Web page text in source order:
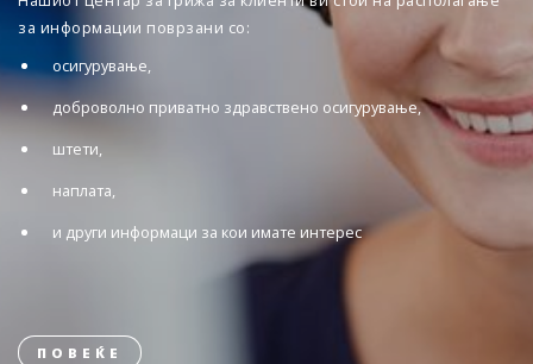
за информации поврзани со:
осигурување,
доброволно приватно здравствено осигурување,
штети,
наплата,
и други информаци за кои имате интерес
ПОВЕЌЕ